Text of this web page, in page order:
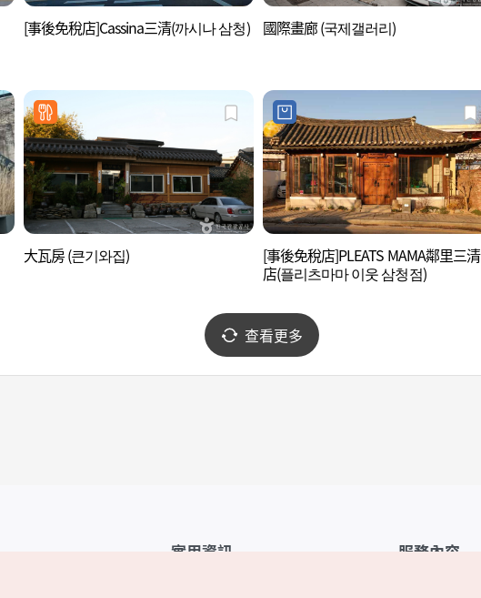
[事後免稅店]Cassina三清(까시나 삼청) 國際畫廊 (국제갤러리)
大瓦房 (큰기와집)
[事後免稅店]PLEATS MAMA鄰里三清
店(플리츠마마 이웃 삼청점)
查看更多
實用資訊 服務內容